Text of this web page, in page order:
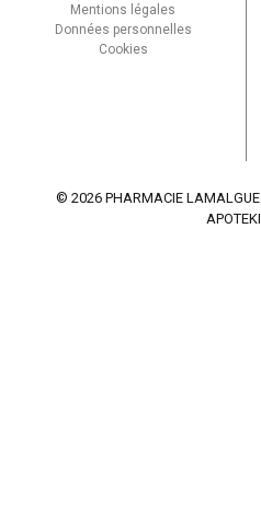
Mentions légales
Données personnelles
Cookies
© 2026 PHARMACIE LAMALGUE